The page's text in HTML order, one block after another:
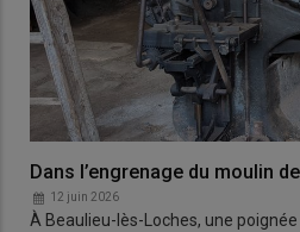
Dans l’engrenage du moulin
12 juin 2026
À Beaulieu-lès-Loches, une